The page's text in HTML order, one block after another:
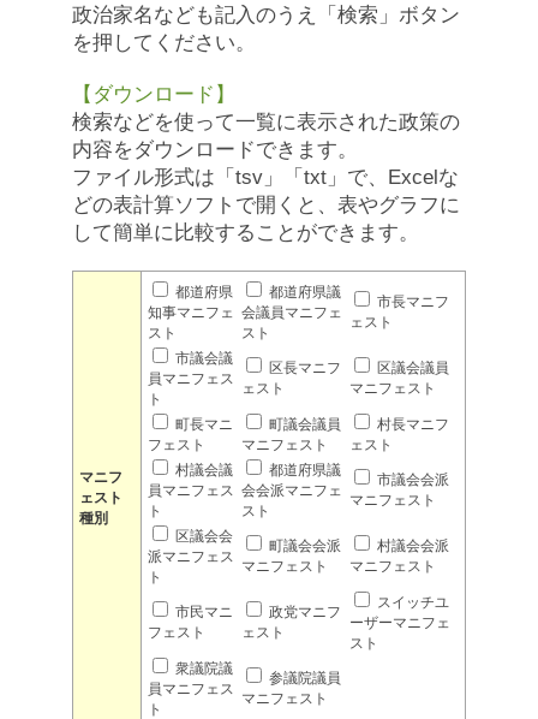
政治家名なども記入のうえ「検索」ボタン
を押してください。
【ダウンロード】
検索などを使って一覧に表示された政策の
内容をダウンロードできます。
ファイル形式は「tsv」「txt」で、Excelな
どの表計算ソフトで開くと、表やグラフに
して簡単に比較することができます。
マニフ
ェスト
種別
都道府県
知事マニフェ
スト
都道府県議
会議員マニフェ
スト
市長マニフ
ェスト
市議会議
員マニフェス
ト
区長マニフ
ェスト
区議会議員
マニフェスト
町長マニ
フェスト
町議会議員
マニフェスト
村長マニフ
ェスト
村議会議
員マニフェス
ト
都道府県議
会会派マニフェ
スト
市議会会派
マニフェスト
区議会会
派マニフェス
ト
町議会会派
マニフェスト
村議会会派
マニフェスト
市民マニ
フェスト
政党マニフ
ェスト
スイッチユ
ーザーマニフェ
スト
衆議院議
員マニフェス
ト
参議院議員
マニフェスト